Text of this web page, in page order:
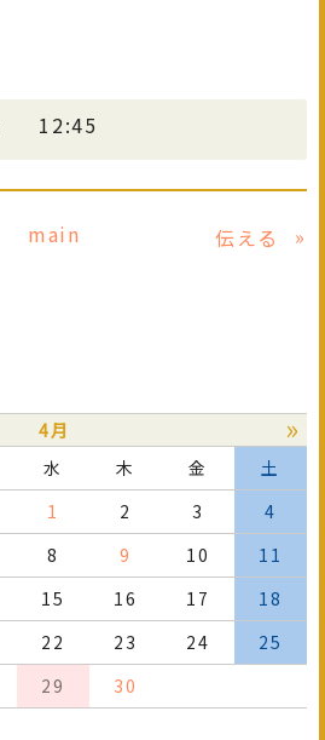
12:45
main 伝える »
4月 »
水 木 金
土
1
2 3
4
8 9 10
11
15 16 17
18
22 23 24
25
29 30